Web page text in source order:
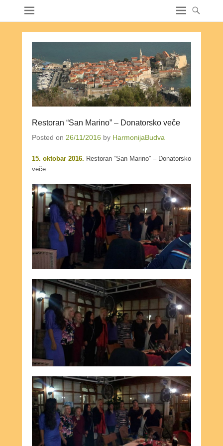
Restoran “San Marino” – Donatorsko veče
Posted on 26/11/2016 by HarmonijaBudva
15. oktobar 2016. Restoran “San Marino” – Donatorsko
veče